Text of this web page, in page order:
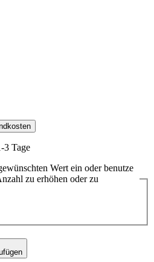
3 Tage
Wert ein oder benutze
zu erhöhen oder zu